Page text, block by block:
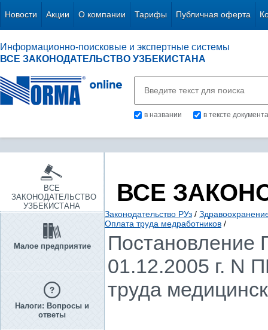
Новости Акции О компании Тарифы Публичная оферта
Информационно-поисковые и экспертные системы
ВСЕ ЗАКОНОДАТЕЛЬСТВО УЗБЕКИСТАНА
в названии в тексте документа
ВСЕ
ЗАКОНОДАТЕЛЬСТВО
УЗБЕКИСТАНА
Малое предприятие
Налоги: Вопросы и
ответы
ВСЕ
Законодательство РУз /
Оплата труда медработников /
Постановление
01.12.2005 г. N
труда